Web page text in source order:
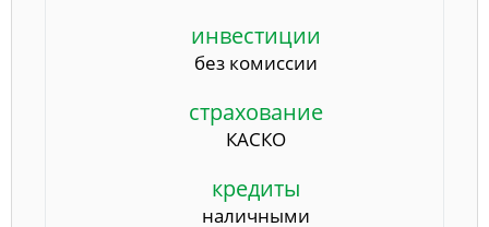
инвестиции
без комиссии
страхование
КАСКО
кредиты
наличными